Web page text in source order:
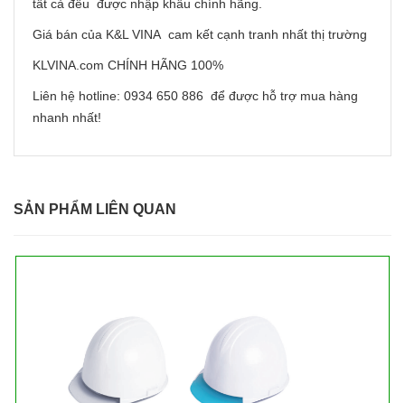
tất cả đều được nhập khẩu chính hãng.
Giá bán của K&L VINA cam kết cạnh tranh nhất thị trường
KLVINA.com CHÍNH HÃNG 100%
Liên hệ hotline: 0934 650 886 để được hỗ trợ mua hàng
nhanh nhất!
SẢN PHẨM LIÊN QUAN